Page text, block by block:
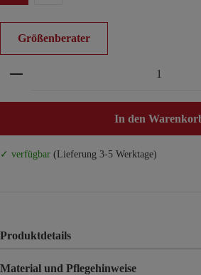
Größenberater
Produkt Anzahl: Gib den
In den
✓ verfügbar (Lieferung 3-5 Werktage)
Produktdetails
Material und Pflegehinweise